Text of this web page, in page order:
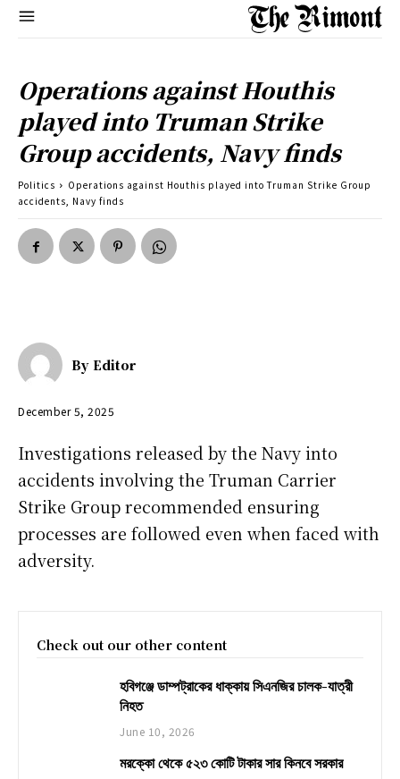
Operations against Houthis
played into Truman Strike
Group accidents, Navy finds
Politics
Operations against Houthis played into Truman Strike Group
accidents, Navy finds
By Editor
December 5, 2025
Investigations released by the Navy into
accidents involving the Truman Carrier
Strike Group recommended ensuring
processes are followed even when faced with
adversity.
Check out our other content
হবিগঞ্জে ডাম্পট্রাকের ধাক্কায় সিএনজির চালক-যাত্রী
নিহত
June 10, 2026
মরক্কো থেকে ৫২৩ কোটি টাকার সার কিনবে সরকার